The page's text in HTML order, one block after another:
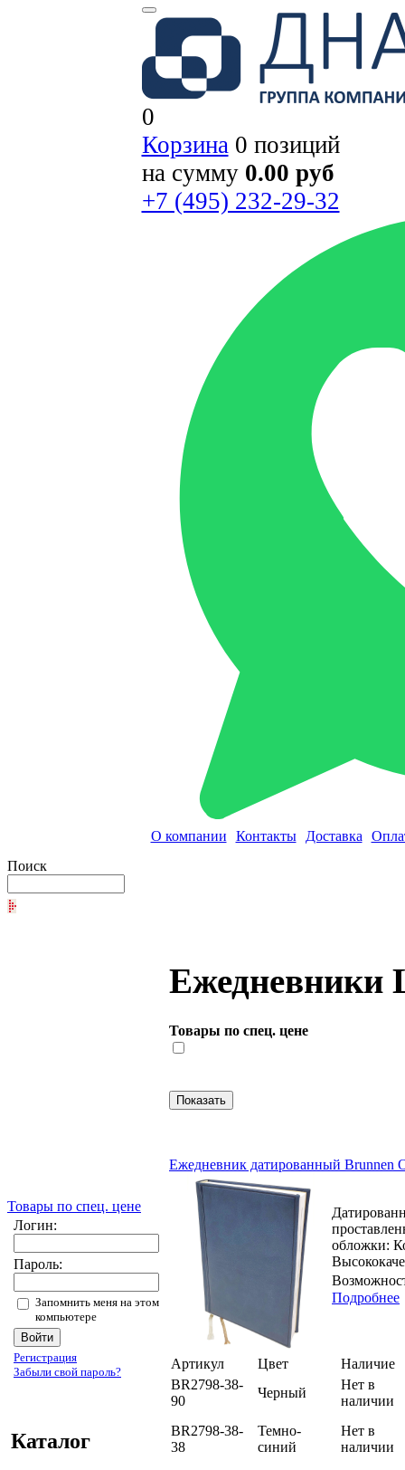
0
Корзина0 позиций
на сумму 0.00 руб
+7 (495) 232-29-32
О компании Контакты Доставка
Поиск
Товары по спец. цене
Логин:
Пароль:
Запомнить меня на этом
компьютере
Регистрация
Забыли свой пароль?
Каталог
Ежедневники
Товары по спец. цене
Ежедневник датированный
обложки:
Подробнее
Артикул Цвет
Наличие
BR2798-38-
90
Черный
Нет в
наличии
BR2798-38-
38
Темно-
синий
Нет в
наличии